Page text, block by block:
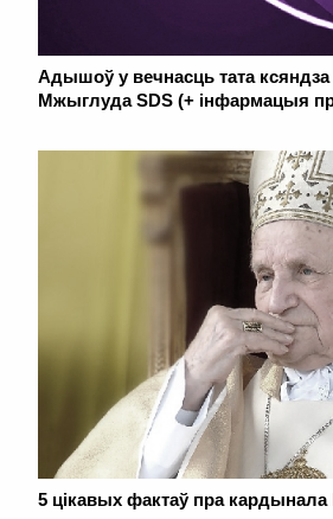
Адышоў у вечнасць тата ксяндза
Мжыглуда SDS (+ інфармацыя
5 цікавых фактаў пра кардынала